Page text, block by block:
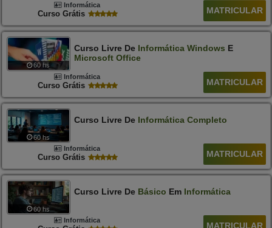
Informática
Curso Grátis MATRICULAR
60 hs
Curso Livre De Informática Windows E
Microsoft Office
Informática
Curso Grátis MATRICULAR
60 hs
Curso Livre De Informática Completo
Informática
Curso Grátis MATRICULAR
60 hs
Curso Livre De Básico Em Informática
Informática
MATRICULAR